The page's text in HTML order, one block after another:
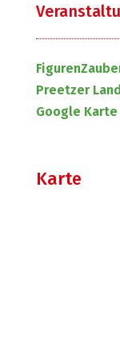
Preetzer
Google
Karte